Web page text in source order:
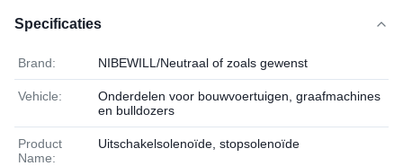
Specificaties
Brand: NIBEWILL/Neutraal of zoals gewenst
Vehicle:
Onderdelen voor bouwvoertuigen, graafmachines
en bulldozers
Product
Name:
Uitschakelsolenoïde, stopsolenoïde